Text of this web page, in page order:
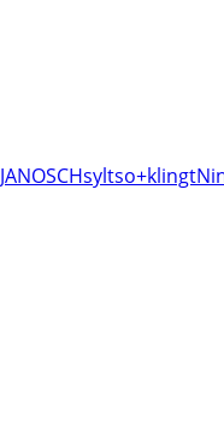
JANOSCHsyltso+klingt